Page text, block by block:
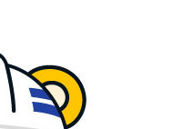
"文정부 악몽